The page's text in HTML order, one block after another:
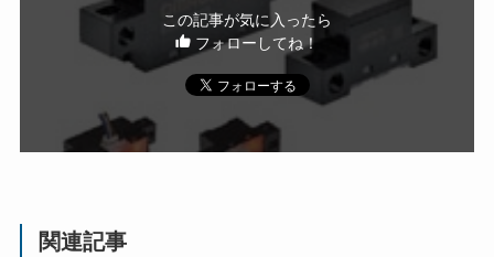
この記事が気に入ったら
フォローしてね！
関連記事